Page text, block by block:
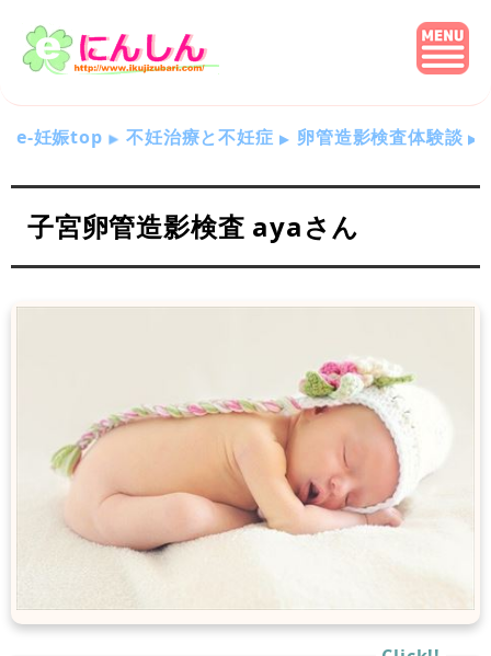
e-妊娠top 不妊治療と不妊症 卵管造影検査体験談
子宮卵管造影検査 ayaさん